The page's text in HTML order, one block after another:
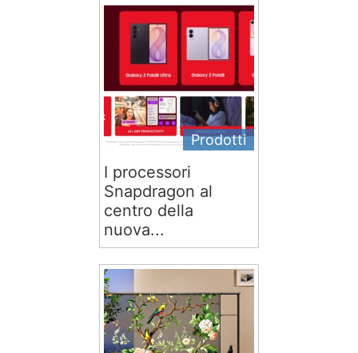
Prodotti
I processori
Snapdragon al
centro della
nuova...